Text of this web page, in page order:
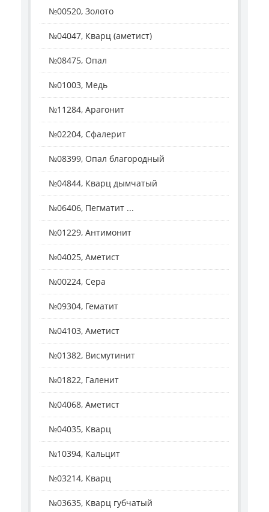
№00520, Золото
№04047, Кварц (аметист)
№08475, Опал
№01003, Медь
№11284, Арагонит
№02204, Сфалерит
№08399, Опал благородный
№04844, Кварц дымчатый
№06406, Пегматит ...
№01229, Антимонит
№04025, Аметист
№00224, Сера
№09304, Гематит
№04103, Аметист
№01382, Висмутинит
№01822, Галенит
№04068, Аметист
№04035, Кварц
№10394, Кальцит
№03214, Кварц
№03635, Кварц губчатый